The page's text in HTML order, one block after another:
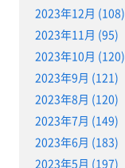
2023年12月 (108)
2023年11月 (95)
2023年10月 (120)
2023年9月 (121)
2023年8月 (120)
2023年7月 (149)
2023年6月 (183)
2023年5月 (197)